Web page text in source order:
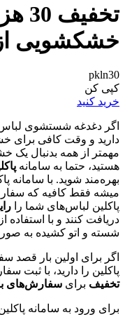
خشکشویی از
pkln30
کپی کن
خرید کنید
اگر دغدغه شستشوی
دارید و وقت کافی برای
مهمتر از همه بدنبال یک
هستید، حتما به سامانه
بهره‌مند شوید. با سامانه
میشه فقط کافیه که
پاکلین لباس‌های شما را
دریافت کنند و با استفاده
شسته و اتو کشیده به
اگر برای اولین بار
پاکلین را دارید، با ثبت
تخفیف برای سفارش‌های بالای 30
برای ورود به سامانه